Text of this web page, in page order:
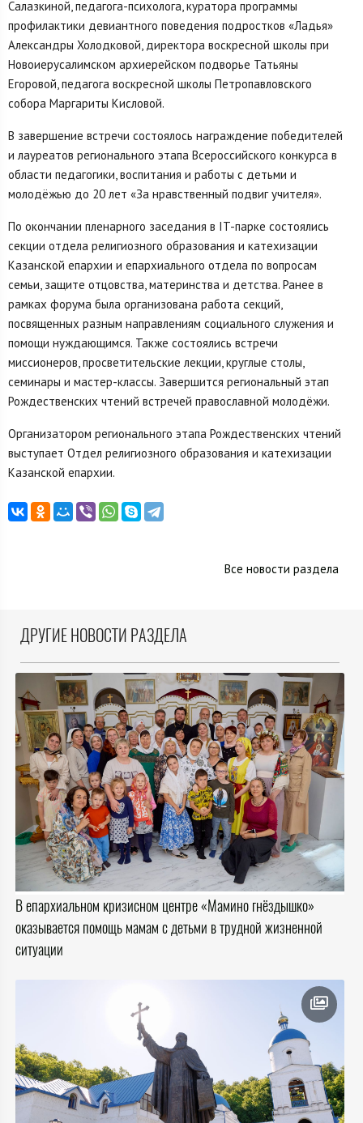
Салазкиной, педагога-психолога, куратора программы
профилактики девиантного поведения подростков «Ладья»
Александры Холодковой, директора воскресной школы при
Новоиерусалимском архиерейском подворье Татьяны
Егоровой, педагога воскресной школы Петропавловского
собора Маргариты Кисловой.
В завершение встречи состоялось награждение победителей
и лауреатов регионального этапа Всероссийского конкурса в
области педагогики, воспитания и работы с детьми и
молодёжью до 20 лет «За нравственный подвиг учителя».
По окончании пленарного заседания в IT-парке состоялись
секции отдела религиозного образования и катехизации
Казанской епархии и епархиального отдела по вопросам
семьи, защите отцовства, материнства и детства. Ранее в
рамках форума была организована работа секций,
посвященных разным направлениям социального служения и
помощи нуждающимся. Также состоялись встречи
миссионеров, просветительские лекции, круглые столы,
семинары и мастер-классы. Завершится региональный этап
Рождественских чтений встречей православной молодёжи.
Организатором регионального этапа Рождественских чтений
выступает Отдел религиозного образования и катехизации
Казанской епархии.
Все новости раздела
ДРУГИЕ НОВОСТИ РАЗДЕЛА
В епархиальном кризисном центре «Мамино гнёздышко»
оказывается помощь мамам с детьми в трудной жизненной
ситуации